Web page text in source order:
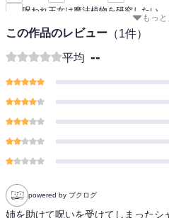
呪われ王女は魔法植物を研究したい
もっ
この作品のレビュー （1件）
平均 --
powered by ブクログ
姉を助けて呪いを受けてしまったシ